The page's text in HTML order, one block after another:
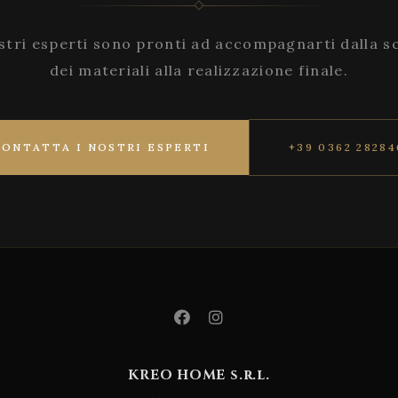
esperti sono pronti ad accompagnarti dalla
dei materiali alla realizzazione finale.
I NOSTRI ESPERTI +39 0362
KREO HOME s.r.l.